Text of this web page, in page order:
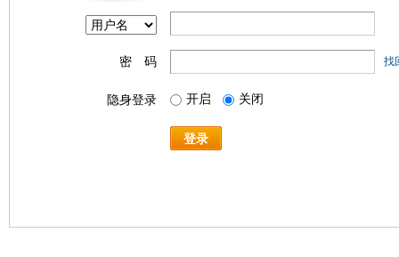
密 码 找
隐身登录 开启 关闭
登录